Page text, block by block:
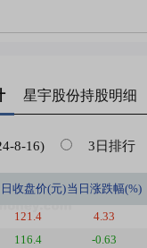
星宇股份持股明细
8-16) 3日排行
收盘价(元)当日涨跌幅(%)
121.4 4.33
116.4 -0.63